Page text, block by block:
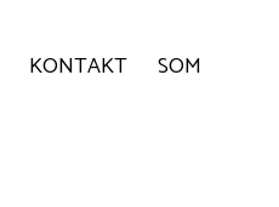
KONTAKT SOM